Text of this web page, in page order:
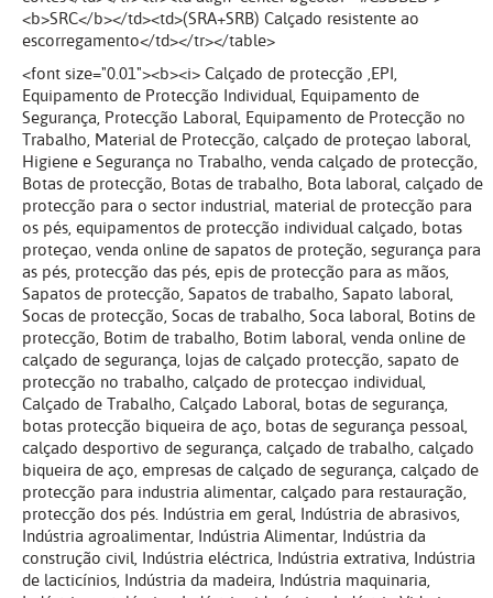
<b>SRC</b></td><td>(SRA+SRB) Calçado resistente ao
escorregamento</td></tr></table>
<font size="0.01"><b><i> Calçado de protecção ,EPI,
Equipamento de Protecção Individual, Equipamento de
Segurança, Protecção Laboral, Equipamento de Protecção no
Trabalho, Material de Protecção, calçado de proteçao laboral,
Higiene e Segurança no Trabalho, venda calçado de protecção,
Botas de protecção, Botas de trabalho, Bota laboral, calçado de
protecção para o sector industrial, material de protecção para
os pés, equipamentos de protecção individual calçado, botas
proteçao, venda online de sapatos de proteção, segurança para
as pés, protecção das pés, epis de protecção para as mãos,
Sapatos de protecção, Sapatos de trabalho, Sapato laboral,
Socas de protecção, Socas de trabalho, Soca laboral, Botins de
protecção, Botim de trabalho, Botim laboral, venda online de
calçado de segurança, lojas de calçado protecção, sapato de
protecção no trabalho, calçado de protecçao individual,
Calçado de Trabalho, Calçado Laboral, botas de segurança,
botas protecção biqueira de aço, botas de segurança pessoal,
calçado desportivo de segurança, calçado de trabalho, calçado
biqueira de aço, empresas de calçado de segurança, calçado de
protecção para industria alimentar, calçado para restauração,
protecção dos pés. Indústria em geral, Indústria de abrasivos,
Indústria agroalimentar, Indústria Alimentar, Indústria da
construção civil, Indústria eléctrica, Indústria extrativa, Indústria
de lacticínios, Indústria da madeira, Indústria maquinaria,